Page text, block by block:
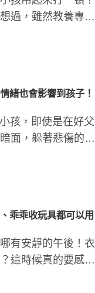
過，雖然教養專家
緒也會影響到孩子！
孩，即使是在好父
面，躲著悲傷的內
乖乖收玩具都可以用
有安靜的午後！衣
這時候真的要感嘆